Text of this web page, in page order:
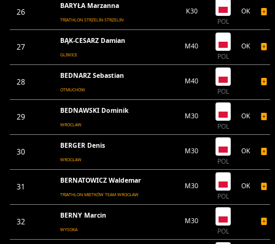
26
BARYŁA Marzanna
TRIATHLON STRZELIN STRZELIN
K30
POL
OK
27
BĄK-CESARZ Damian
GLIWICE
M40
POL
OK
28
BEDNARZ Sebastian
OTMUCHÓW
M40
POL
29
BEDNAWSKI Dominik
WROCLAW
M30
POL
OK
30
BERGER Denis
WROCŁAW
M30
POL
OK
31
BERNATOWICZ Waldemar
TRIATHLON MIETKÓW TEAM WROCŁAW
M30
POL
OK
32
BERNY Marcin
WYSOKA
M30
POL